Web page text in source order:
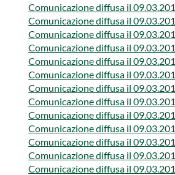
​Comunicazione diffusa il
​Comunicazione diffusa il
​Comunicazione diffusa il
​Comunicazione diffusa il
​Comunicazione diffusa il
​Comunicazione diffusa il
​Comunicazione diffusa il
​Comunicazione diffusa il
​Comunicazione diffusa il
​Comunicazione diffusa il
​Comunicazione diffusa il
​Comunicazione diffusa il
​Comunicazione diffusa il